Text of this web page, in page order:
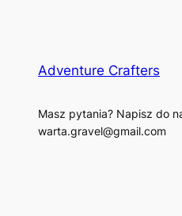
Adventure Crafters
Masz pytania? Napisz do
warta.gravel@gmail.com